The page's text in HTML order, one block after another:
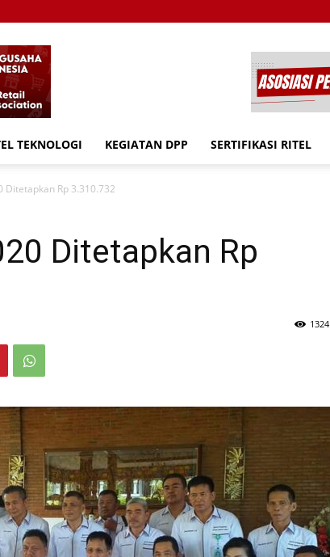
TEKNOLOGI KEGIATAN DPP SERTIFIKASI RITEL
Ditetapkan Rp 3.310.732
Ditetapkan Rp
1324